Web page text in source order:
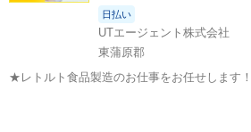
日払い
UTエージェント株式会社
東蒲原郡
★レトルト食品製造のお仕事をお任せします！ 釜めしの素シリーズ、